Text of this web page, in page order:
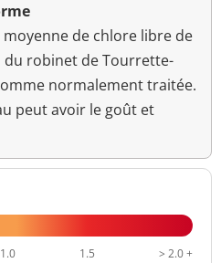
<=0,1 mg/L
unité pH
de chlore libre de
du robinet de Tourrette-
normalement traitée.
peut avoir le goût et
1.0 1.5 > 2.0 +